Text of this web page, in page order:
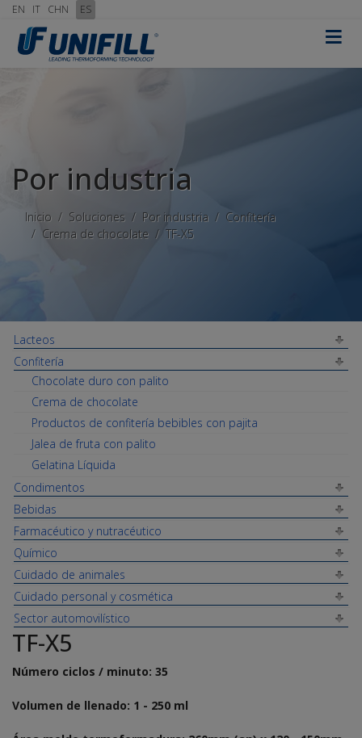
EN IT CHN ES
≡
Por industria
Inicio Soluciones Por industria
Confitería
Crema de chocolate
TF-X5
Lacteos
Confitería
Chocolate duro con palito
Crema de chocolate
Productos de confitería bebibles con pajita
Jalea de fruta con palito
Gelatina Líquida
Condimentos
Bebidas
Farmacéutico y nutracéutico
Químico
Cuidado de animales
Cuidado personal y cosmética
Sector automovilístico
TF-X5
Número ciclos / minuto: 35
Volumen de llenado: 1 - 250 ml